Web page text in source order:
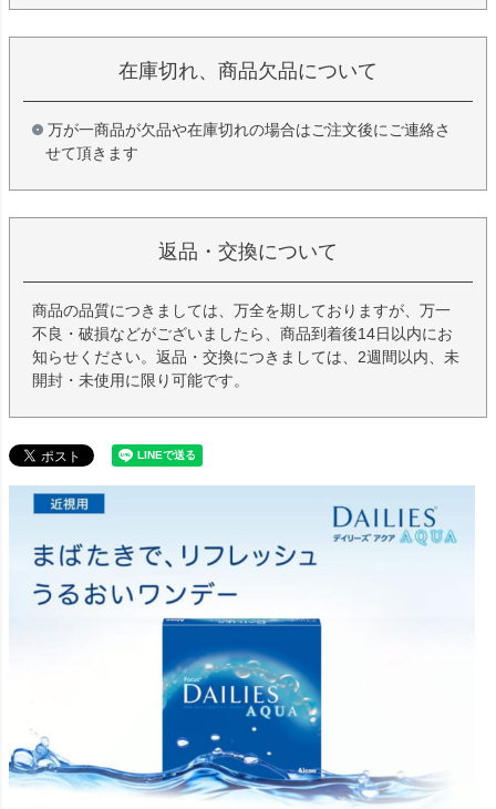
在庫切れ、商品欠品について
万が一商品が欠品や在庫切れの場合はご注文後にご連絡さ
せて頂きます
返品・交換について
商品の品質につきましては、万全を期しておりますが、万一
不良・破損などがございましたら、商品到着後14日以内にお
知らせください。返品・交換につきましては、2週間以内、未
開封・未使用に限り可能です。